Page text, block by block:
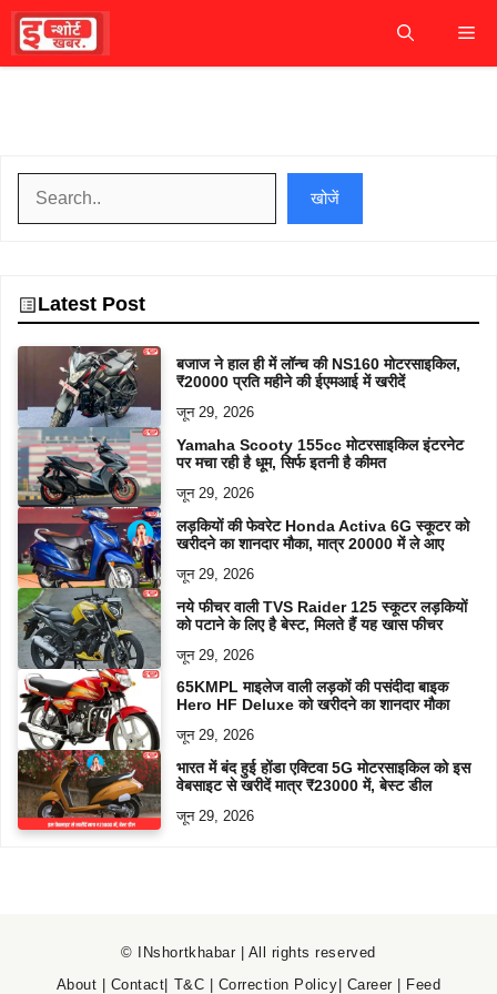
Skip
content
खोजें
Latest Post
बजाज ने हाल ही में लॉन्च की NS160 मोटरसाइकिल,
₹20000 प्रति महीने की ईएमआई में खरीदें
जून 29, 2026
Yamaha Scooty 155cc मोटरसाइकिल इंटरनेट
पर मचा रही है धूम, सिर्फ इतनी है कीमत
जून 29, 2026
लड़कियों की फेवरेट Honda Activa 6G स्कूटर को
खरीदने का शानदार मौका, मात्र 20000 में ले आए
जून 29, 2026
नये फीचर वाली TVS Raider 125 स्कूटर लड़कियों
को पटाने के लिए है बेस्ट, मिलते हैं यह खास फीचर
जून 29, 2026
65KMPL माइलेज वाली लड़कों की पसंदीदा बाइक
Hero HF Deluxe को खरीदने का शानदार मौका
जून 29, 2026
भारत में बंद हुई होंडा एक्टिवा 5G मोटरसाइकिल को इस
वेबसाइट से खरीदें मात्र ₹23000 में, बेस्ट डील
जून 29, 2026
© INshortkhabar | All rights reserved
About
Contact T&C Correction Policy Career Feed